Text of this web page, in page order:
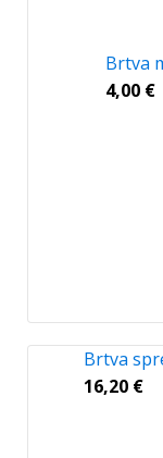
Brtva
4,00 €
Brtva
16,20 €